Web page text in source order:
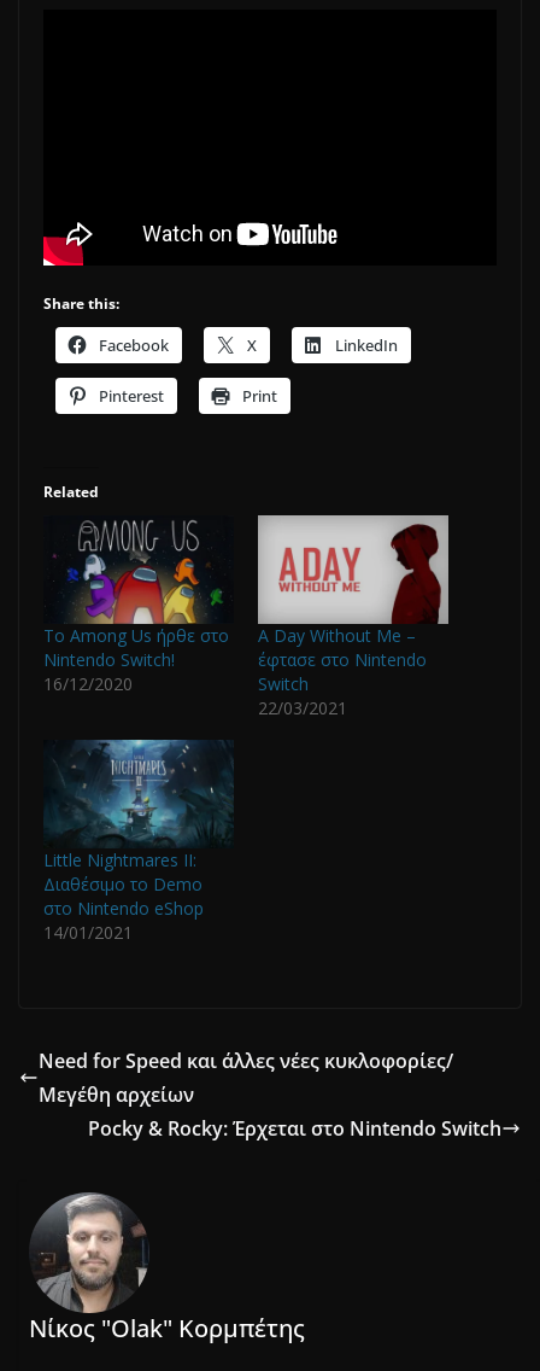
Share this:
Facebook X LinkedIn
Pinterest Print
Related
Το Among Us ήρθε στο
Nintendo Switch!
16/12/2020
Α Day Without Me –
έφτασε στο Nintendo
Switch
22/03/2021
Little Nightmares II:
Διαθέσιμο το Demo
στο Nintendo eShop
14/01/2021
Need for Speed και άλλες νέες κυκλοφορίες/
Μεγέθη αρχείων
Pocky & Rocky: Έρχεται στο Nintendo Switch
Νίκος "Olak" Κορμπέτης